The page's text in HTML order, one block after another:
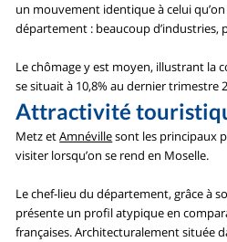
un mouvement identique à celui
département : beaucoup d’industries,
Le chômage y est moyen, illustrant la
se situait à 10,8% au dernier trimestre
Attractivité
Metz etAmnévillesont les principaux
visiter lorsqu’on se rend en Moselle.
Le chef-lieu du département, grâce à
présente un profil atypique en
françaises. Architecturalement située